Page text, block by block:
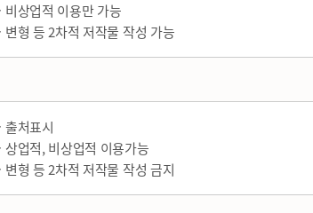
비상업적 이용만 가능
변형 등 2차적 저작물 작성 가능
출처표시
상업적, 비상업적 이용가능
변형 등 2차적 저작물 작성 금지